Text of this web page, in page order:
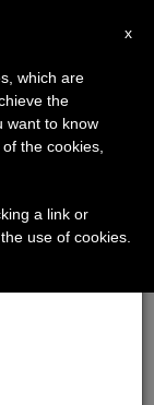
×
la pausa
de verano
el
x
which are
the
want to know
the cookies,
a link or
use of cookies.